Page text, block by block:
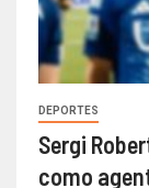
DEPORTES
Sergi
como